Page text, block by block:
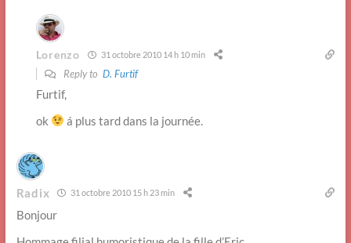
Lorenzo 31 octobre 2010 14 h 10 min
Reply to D. Furtif
Furtif,
ok
á plus tard dans la journée.
Radix 31 octobre 2010 15 h 23 min
Bonjour